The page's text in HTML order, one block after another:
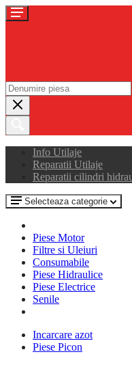
Info Utilaje
Reparatii Utilaje
Reparatii cilindri
Selecteaza categorie
Piese Motor
Filtre si Uleiuri
Consumabile
Piese Hidraulice
Piese Electrice
Senile
Incarcare azot
Piese Picon